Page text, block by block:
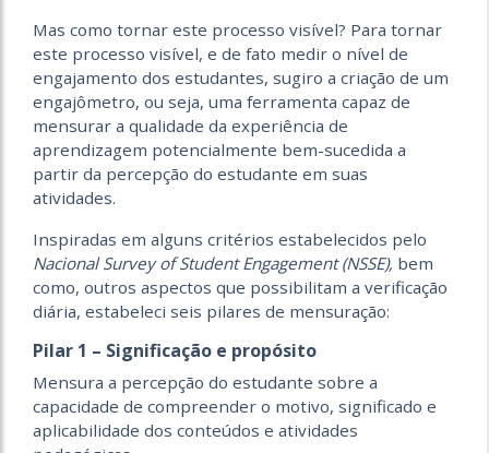
Mas como tornar este processo visível? Para tornar
este processo visível, e de fato medir o nível de
engajamento dos estudantes, sugiro a criação de um
engajômetro, ou seja, uma ferramenta capaz de
mensurar a qualidade da experiência de
aprendizagem potencialmente bem-sucedida a
partir da percepção do estudante em suas
atividades.
Inspiradas em alguns critérios estabelecidos pelo
Nacional Survey of Student Engagement(NSSE), bem
como, outros aspectos que possibilitam a verificação
diária, estabeleci seis pilares de mensuração:
Pilar 1 – Significação e propósito
Mensura a percepção do estudante sobre a
capacidade de compreender o motivo, significado e
aplicabilidade dos conteúdos e atividades